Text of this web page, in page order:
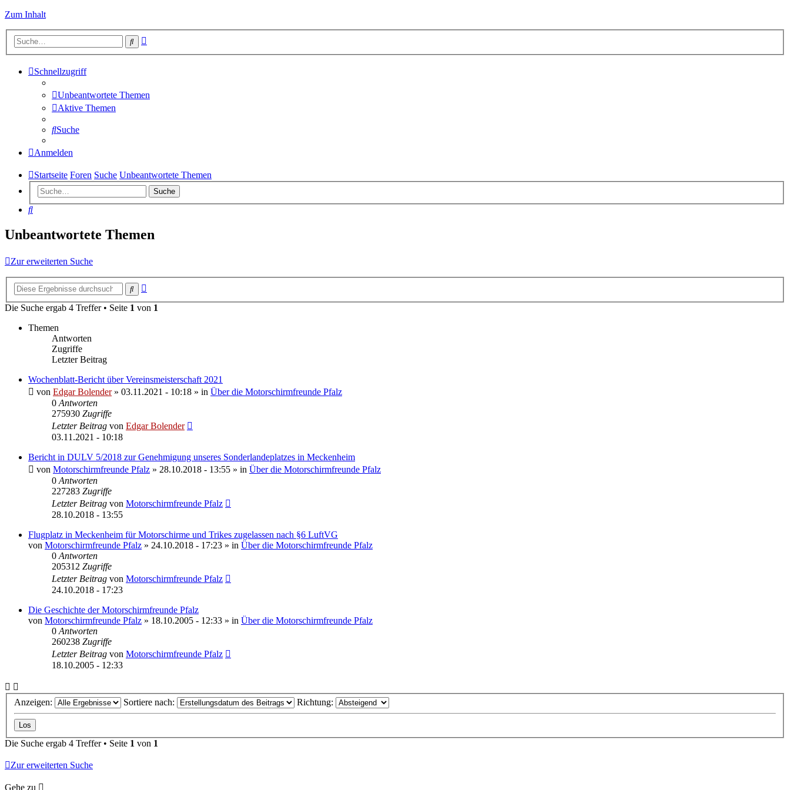
Zum Inhalt
Suche
Schnellzugriff
Unbeantwortete Themen
Aktive Themen
Suche
Anmelden
Startseite Foren Suche Unbeantwortete Themen
Suche
Suche
Unbeantwortete Themen
Zur erweiterten Suche
Suche
Die Suche ergab 4 Treffer • Seite 1 von 1
Themen
Antworten
Zugriffe
Letzter Beitrag
Wochenblatt-Bericht über Vereinsmeisterschaft 2021
von Edgar Bolender» 03.11.2021 - 10:18 » in Über die Motorschirmfreunde Pfalz
0 Antworten
275930 Zugriffe
Letzter Beitrag von Edgar Bolender
03.11.2021 - 10:18
Bericht in DULV 5/2018 zur Genehmigung unseres Sonderlandeplatzes in Meckenheim
von Motorschirmfreunde Pfalz » 28.10.2018 - 13:55 » in Über die Motorschirmfreunde Pfalz
0 Antworten
227283 Zugriffe
Letzter Beitrag von Motorschirmfreunde Pfalz
28.10.2018 - 13:55
Flugplatz in Meckenheim für Motorschirme und Trikes zugelassen nach §6 LuftVG
von Motorschirmfreunde Pfalz » 24.10.2018 - 17:23 » in Über die Motorschirmfreunde Pfalz
0 Antworten
205312 Zugriffe
Letzter Beitrag von Motorschirmfreunde Pfalz
24.10.2018 - 17:23
Die Geschichte der Motorschirmfreunde Pfalz
von Motorschirmfreunde Pfalz » 18.10.2005 - 12:33 » in Über die Motorschirmfreunde Pfalz
0 Antworten
260238 Zugriffe
Letzter Beitrag von Motorschirmfreunde Pfalz
18.10.2005 - 12:33
Anzeigen: Sortiere nach: Richtung:
Die Suche ergab 4 Treffer • Seite 1 von 1
Zur erweiterten Suche
Gehe zu